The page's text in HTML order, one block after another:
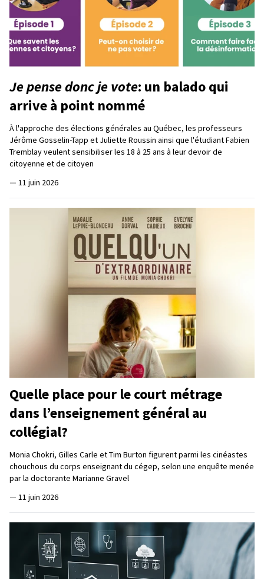
Je pense donc je vote: un balado qui
arrive à point nommé
À l'approche des élections générales au Québec, les professeurs
Jérôme Gosselin-Tapp et Juliette Roussin ainsi que l'étudiant Fabien
Tremblay veulent sensibiliser les 18 à 25 ans à leur devoir de
citoyenne et de citoyen
— 11 juin 2026
Quelle place pour le court métrage
dans l’enseignement général au
collégial?
Monia Chokri, Gilles Carle et Tim Burton figurent parmi les cinéastes
chouchous du corps enseignant du cégep, selon une enquête menée
par la doctorante Marianne Gravel
— 11 juin 2026